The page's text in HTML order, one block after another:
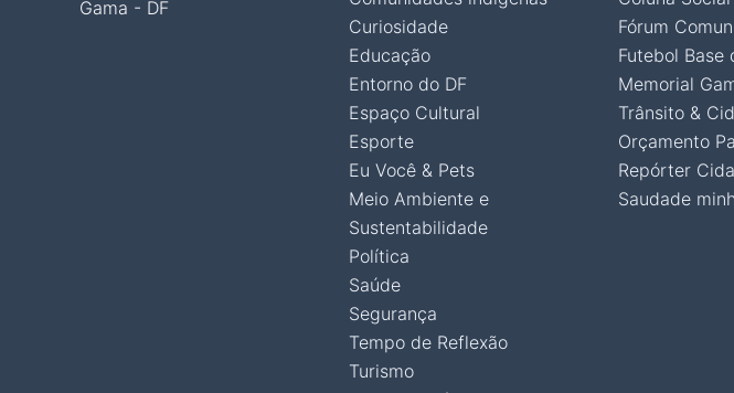
Gama - DF
Curiosidade
Educação
Entorno do DF
Espaço Cultural
Esporte
Eu Você & Pets
Meio Ambiente e
Sustentabilidade
Política
Saúde
Segurança
Tempo de Reflexão
Turismo
Fórum
Futebol Base
Memorial
Trânsito &
Orçamento
Repórter
Saudade